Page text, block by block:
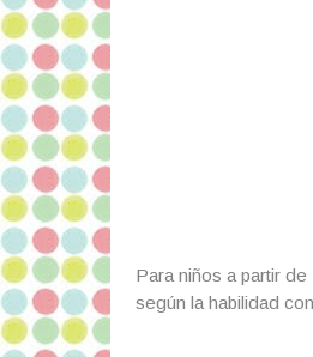
Para niños a partir
según la habilidad